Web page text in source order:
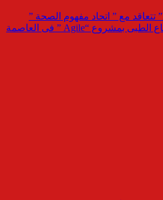
“Radix Development” تتعاقد مع ” اتحاد مفهوم الصحة ”
السعودية لإدارة القطاع الطبى بمشروع “Agile ” فى العاصمة